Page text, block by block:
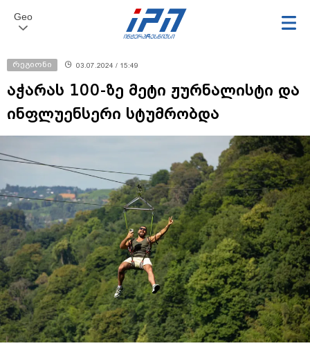
Geo
რეგიონი 03.07.2024 / 15:49
აჭარას 100-ზე მეტი ჟურნალისტი და
ინფლუენსერი სტუმრობდა